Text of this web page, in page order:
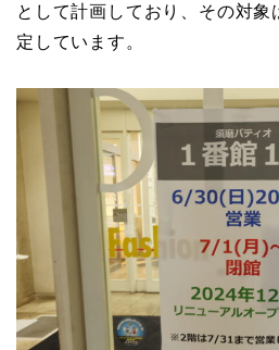
として計画しており、その対
定しています。